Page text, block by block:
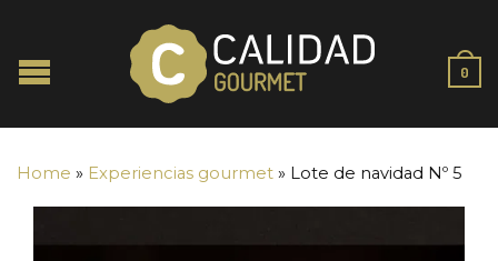
0
Home » Experiencias gourmet » Lote de navidad Nº 5